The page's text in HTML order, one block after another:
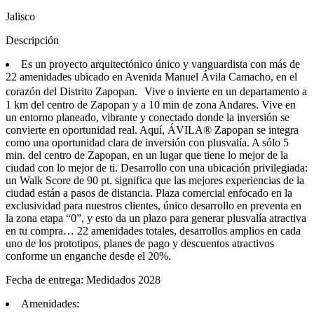
Jalisco
Descripción
Es un proyecto arquitectónico único y vanguardista con más de
22 amenidades ubicado en Avenida Manuel Ávila Camacho, en el
corazón del Distrito Zapopan. Vive o invierte en un departamento a
1 km del centro de Zapopan y a 10 min de zona Andares. Vive en
un entorno planeado, vibrante y conectado donde la inversión se
convierte en oportunidad real. Aquí, ÁVILA® Zapopan se integra
como una oportunidad clara de inversión con plusvalía. A sólo 5
min. del centro de Zapopan, en un lugar que tiene lo mejor de la
ciudad con lo mejor de ti. Desarrollo con una ubicación privilegiada:
un Walk Score de 90 pt. significa que las mejores experiencias de la
ciudad están a pasos de distancia. Plaza comercial enfocado en la
exclusividad para nuestros clientes, único desarrollo en preventa en
la zona etapa “0”, y esto da un plazo para generar plusvalía atractiva
en tu compra… 22 amenidades totales, desarrollos amplios en cada
uno de los prototipos, planes de pago y descuentos atractivos
conforme un enganche desde el 20%.
Fecha de entrega: Medidados 2028
Amenidades: